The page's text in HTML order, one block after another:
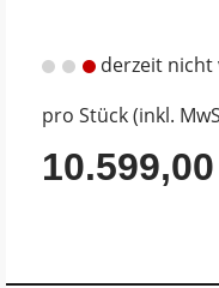
derzeit
pro Stück (inkl.